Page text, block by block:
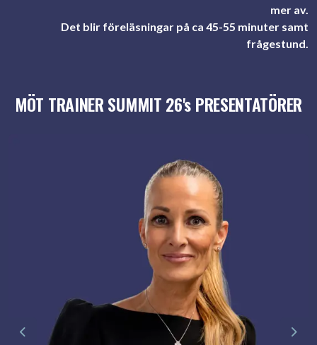
mer av.
Det blir föreläsningar på ca 45-55 minuter samt
frågestund.
MÖT TRAINER SUMMIT 26's PRESENTATÖRER
Previous